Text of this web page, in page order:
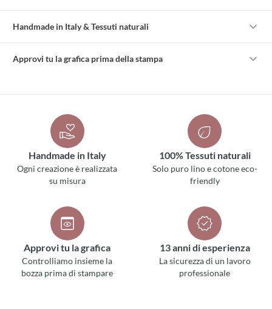
Handmade in Italy & Tessuti naturali
Approvi tu la grafica prima della stampa
Handmade in Italy
Ogni creazione è realizzata
su misura
100% Tessuti naturali
Solo puro lino e cotone eco-
friendly
Approvi tu la grafica
Controlliamo insieme la
bozza prima di stampare
13 anni di esperienza
La sicurezza di un lavoro
professionale